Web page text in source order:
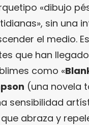
«dibujo
sin una
el medio.
que han
como «
(una novela
sensibilidad
abraza y